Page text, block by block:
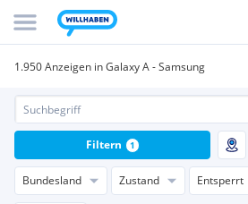
1.950 Anzeigen in Galaxy A - Samsung
Bundesland Zustand Entsperrt
Filtern 1